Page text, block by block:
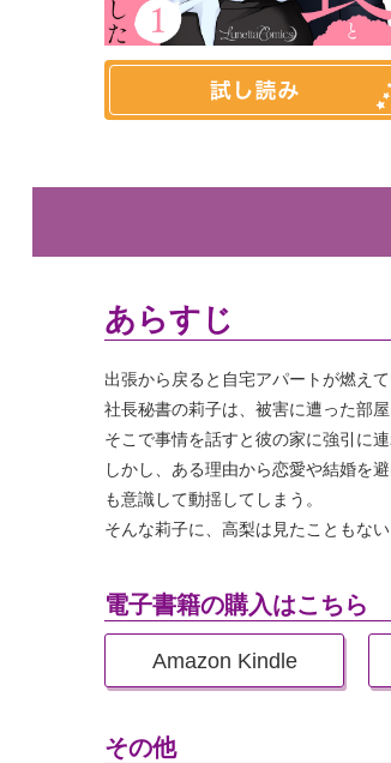
あらすじ
出張から戻ると自宅アパートが燃えて
社長秘書の莉子は、被害に遭った部
そこで事情を話すと彼の家に強引に
しかし、ある理由から恋愛や結婚を
も意識して動揺してしまう。
そんな莉子に、高梨は見たこともな
電子書籍の購入はこちら
Amazon Kindle
その他